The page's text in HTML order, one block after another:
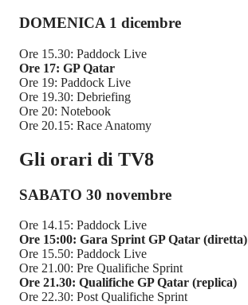
DOMENICA 1 dicembre
Ore 15.30: Paddock Live
Ore 17: GP Qatar
Ore 19: Paddock Live
Ore 19.30: Debriefing
Ore 20: Notebook
Ore 20.15: Race Anatomy
Gli orari di TV8
SABATO 30 novembre
Ore 14.15: Paddock Live
Ore 15:00: Gara Sprint GP Qatar (diretta)
Ore 15.50: Paddock Live
Ore 21.00: Pre Qualifiche Sprint
Ore 21.30: Qualifiche GP Qatar (replica)
Ore 22.30: Post Qualifiche Sprint